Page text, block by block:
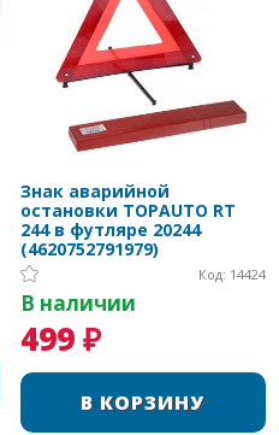
Знак аварийной
остановки TOPAUTO RT
244 в футляре 20244
(4620752791979)
Код: 14424
В наличии
499 ₽